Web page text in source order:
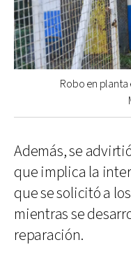
Robo en
Además, se
que implica la
que se solicitó a
mientras se
reparación.